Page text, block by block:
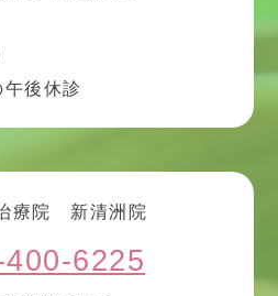
後休診
療院 新清洲院
6225